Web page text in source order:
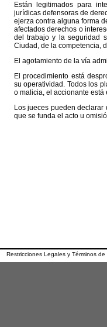
Están legitimados para
jurídicas defensoras de
ejerza contra alguna forma
afectados derechos o
del trabajo y la seguridad
Ciudad, de la competencia,
El agotamiento de la vía
El procedimiento está
su operatividad. Todos los
o malicia, el accionante está
Los jueces pueden
que se funda el acto u
Restricciones Legales y Términos de